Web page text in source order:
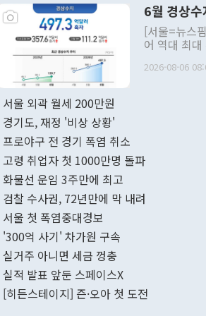
주의적 희망
관의 대북
관 부처 장
관의 무리한
다. [정동영 통일부 장관이 지난달 23일 오후 서울 종로구 정부서울청사에
무너졌다고
함께 4자 대
"우리의 선
6월 경상
[서울=뉴스
어 역대 최
료=한국은행] 한국은행이 6일 발표한 '2026년 6월 국제수지(잠정)'
며 월간 기
196.9% 급
수출은
기록했지만
로 전환됐다.
2026-08-06
서울 외곽 월세 200만원
경기도, 재정 '비상 상황'
프로야구 전 경기 폭염 취소
고령 취업자 첫 1000만명 돌파
화물선 운임 3주만에 최고
검찰 수사권, 72년만에 막 내려
서울 첫 폭염중대경보
'300억 사기' 차가원 구속
실거주 아니면 세금 껑충
실적 발표 앞둔 스페이스X
[히든스테이지] 즌·오아 첫 도전